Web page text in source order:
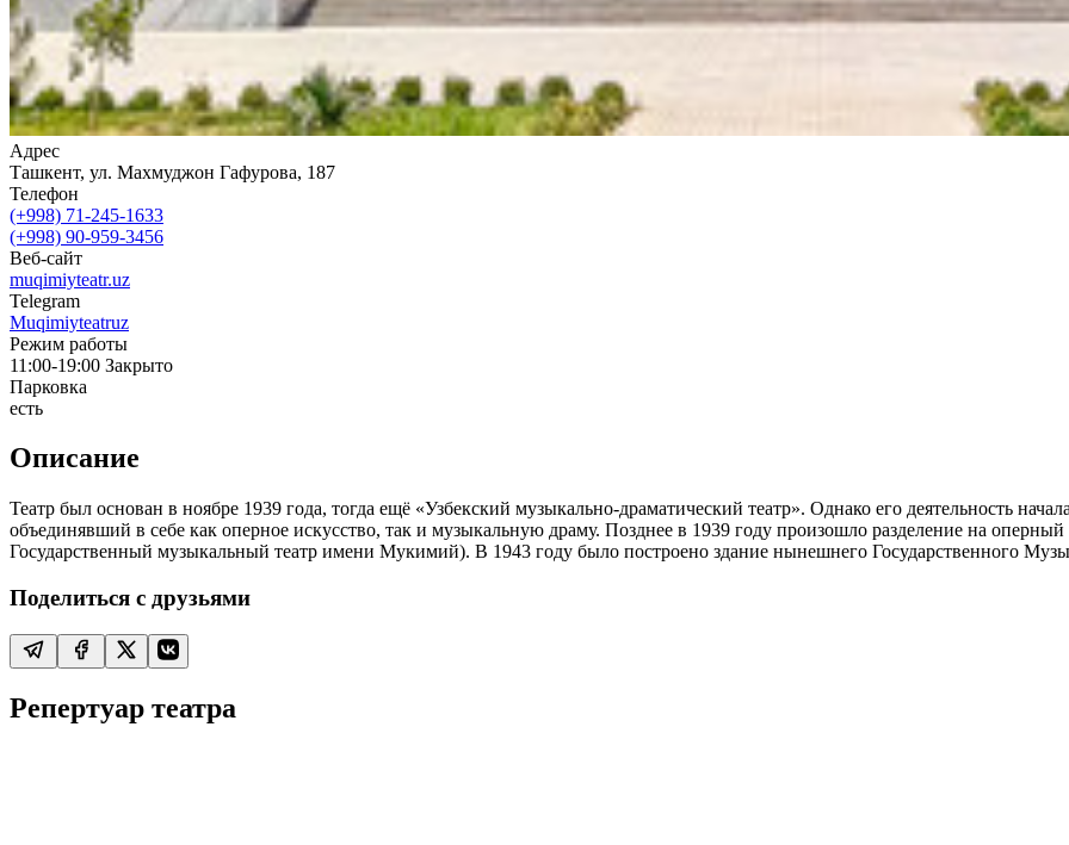
Адрес
Ташкент, ул. Махмуджон Гафурова, 187
Телефон
(+998) 71-245-1633
(+998) 90-959-3456
Веб-сайт
muqimiyteatr.uz
Telegram
Muqimiyteatruz
Режим работы
11:00-19:00 Закрыто
Парковка
есть
Описание
Театр был основан в ноябре 1939 года, тогда ещё «Узбекский музыкально-драматический театр». Однако его деятельность
объединявший в себе как оперное искусство, так и музыкальную драму. Позднее в 1939 году произошло разделение на
Государственный музыкальный театр имени Мукимий). В 1943 году было построено здание нынешнего Государственного
Поделиться с друзьями
Репертуар театра